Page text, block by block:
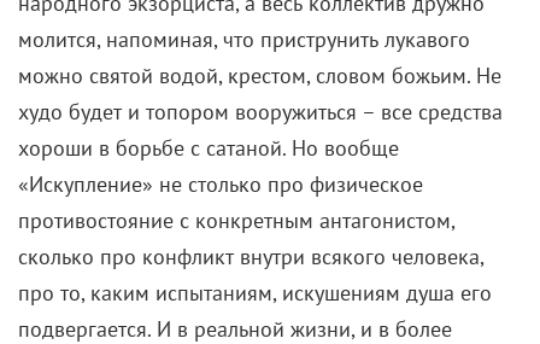
молится, напоминая, что приструнить лукавого
можно святой водой, крестом, словом божьим. Не
худо будет и топором вооружиться – все средства
хороши в борьбе с сатаной. Но вообще
«Искупление» не столько про физическое
противостояние с конкретным антагонистом,
сколько про конфликт внутри всякого человека,
про то, каким испытаниям, искушениям душа его
подвергается. И в реальной жизни, и в более